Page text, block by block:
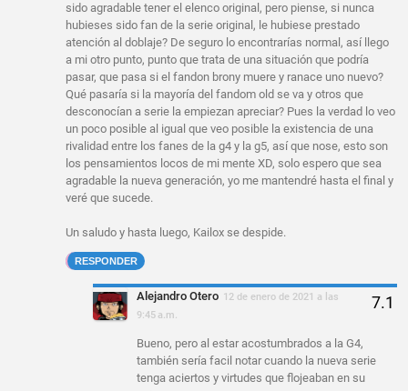
sido agradable tener el elenco original, pero piense, si nunca
hubieses sido fan de la serie original, le hubiese prestado
atención al doblaje? De seguro lo encontrarías normal, así llego
a mi otro punto, punto que trata de una situación que podría
pasar, que pasa si el fandon brony muere y ranace uno nuevo?
Qué pasaría si la mayoría del fandom old se va y otros que
desconocían a serie la empiezan apreciar? Pues la verdad lo veo
un poco posible al igual que veo posible la existencia de una
rivalidad entre los fanes de la g4 y la g5, así que nose, esto son
los pensamientos locos de mi mente XD, solo espero que sea
agradable la nueva generación, yo me mantendré hasta el final y
veré que sucede.
Un saludo y hasta luego, Kailox se despide.
RESPONDER
Alejandro Otero 12 de enero de 2021 a las
9:45 a.m.
Bueno, pero al estar acostumbrados a la G4,
también sería facil notar cuando la nueva serie
tenga aciertos y virtudes que flojeaban en su